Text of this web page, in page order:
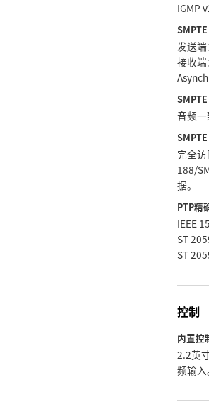
IGMP
发送
接收端
SMPTE
音频
完全访
188/
据。
PTP精
IEEE
ST
ST
控制
内置控
2.2英
频输入